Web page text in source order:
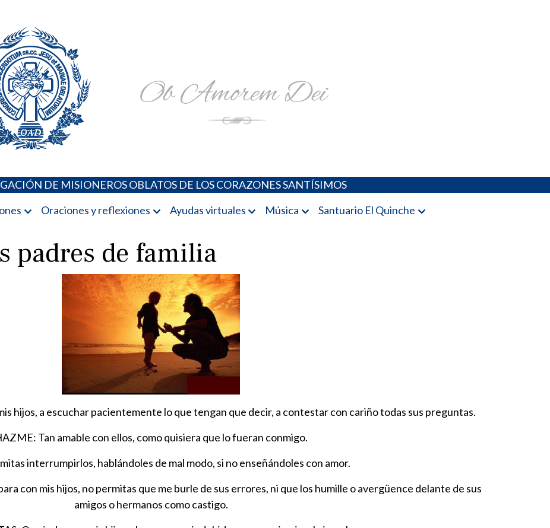
DE MISIONEROS OBLATOS DE LOS CORAZONES SANTÍSIMOS
Oraciones y reflexiones Ayudas virtuales Música Santuario El Quinche
padres de familia
hijos, a escuchar pacientemente lo que tengan que decir, a contestar con cariño todas sus preguntas.
Tan amable con ellos, como quisiera que lo fueran conmigo.
interrumpirlos, hablándoles de mal modo, si no enseñándoles con amor.
con mis hijos, no permitas que me burle de sus errores, ni que los humille o avergüence delante de sus
amigos o hermanos como castigo.